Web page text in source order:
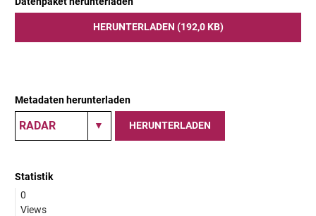
HERUNTERLADEN (192,0 KB)
Metadaten herunterladen
HERUNTERLADEN
Statistik
0
Views